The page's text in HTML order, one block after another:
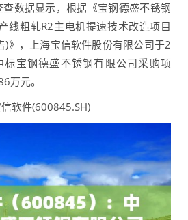
数据显示，根据《宝钢德盛不锈钢
线粗轧R2主电机提速技术改造项目
)》，上海宝信软件股份有限公司于2
宝钢德盛不锈钢有限公司采购项
万元。
软件(600845.SH)